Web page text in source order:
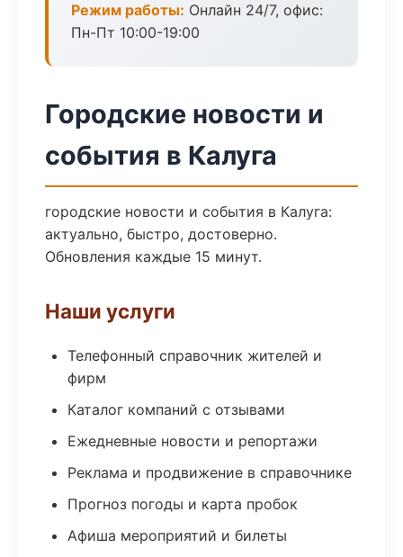
Режим работы: Онлайн 24/7, офис:
Пн-Пт 10:00-19:00
Городские новости и
события в Калуга
городские новости и события в Калуга:
актуально, быстро, достоверно.
Обновления каждые 15 минут.
Наши услуги
Телефонный справочник жителей и
фирм
Каталог компаний с отзывами
Ежедневные новости и репортажи
Реклама и продвижение в справочнике
Прогноз погоды и карта пробок
Афиша мероприятий и билеты